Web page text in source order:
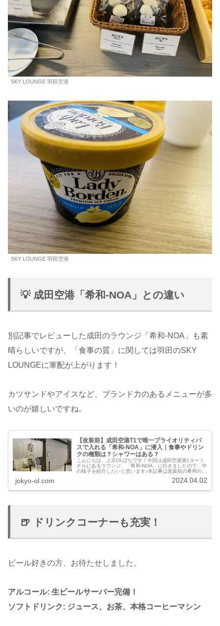
SKY LOUNGE 羽田空港
SKY LOUNGE 羽田空港
💡 成田空港「希和-NOA」との違い
別記事でレビューした成田のラウンジ「希和-NOA」も素
晴らしいですが、「食事の質」に関しては羽田のSKY
LOUNGEに軍配が上がります！
カツサンドやアイスなど、ブランド力のあるメニューが多
いのが嬉しいですね。
【改装前】成田空港T1で唯一プライオリティパ
スで入れる「希和-NOA」に潜入｜食事やドリン
クの種類は？シャワーはある？
こんにちは、上京OLぽちです！今回は成田空港第1ターミ
ナルにあるラウンジ、「希和-NOA」に行きましたので、中
の様子を紹介したいと思います♪本記事は改装前の希和の様
jokyo-ol.com 2024.04.02
🍺 ドリンクコーナーも充実！
ビール好きの方、お待たせしました。
アルコール: 生ビールサーバー完備！
ソフトドリンク: ジュース、お茶、本格コーヒーマシン